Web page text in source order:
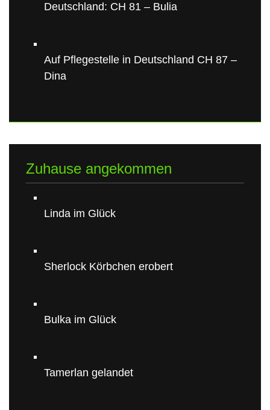
Deutschland: CH 81 – Bulia
Auf Pflegestelle in Deutschland CH 87 –
Dina
Zuhause angekommen
Linda im Glück
Sherlock Körbchen erobert
Bulka im Glück
Tamerlan gelandet